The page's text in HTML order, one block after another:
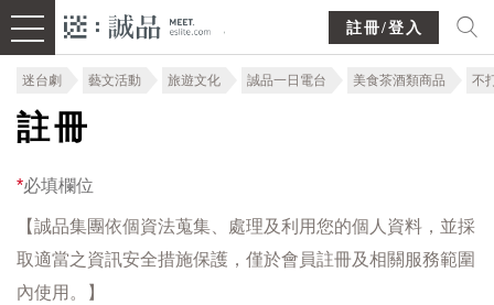
註冊/登入
迷台劇 藝文活動 旅遊文化 誠品一日電台 美食茶酒類商品 不
註冊
*必填欄位
【誠品集團依個資法蒐集、處理及利用您的個人資料，並採
取適當之資訊安全措施保護，僅於會員註冊及相關服務範圍
內使用。】